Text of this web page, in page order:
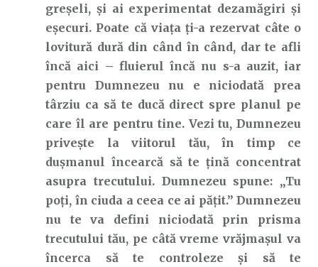
greșeli, și ai experimentat dezamăgiri și
eșecuri. Poate că viața ți-a rezervat câte o
lovitură dură din când în când, dar te afli
încă aici – fluierul încă nu s-a auzit, iar
pentru Dumnezeu nu e niciodată prea
târziu ca să te ducă direct spre planul pe
care îl are pentru tine. Vezi tu, Dumnezeu
privește la viitorul tău, în timp ce
dușmanul încearcă să te țină concentrat
asupra trecutului. Dumnezeu spune: „Tu
poți, în ciuda a ceea ce ai pățit.” Dumnezeu
nu te va defini niciodată prin prisma
trecutului tău, pe câtă vreme vrăjmașul va
încerca să te controleze și să te